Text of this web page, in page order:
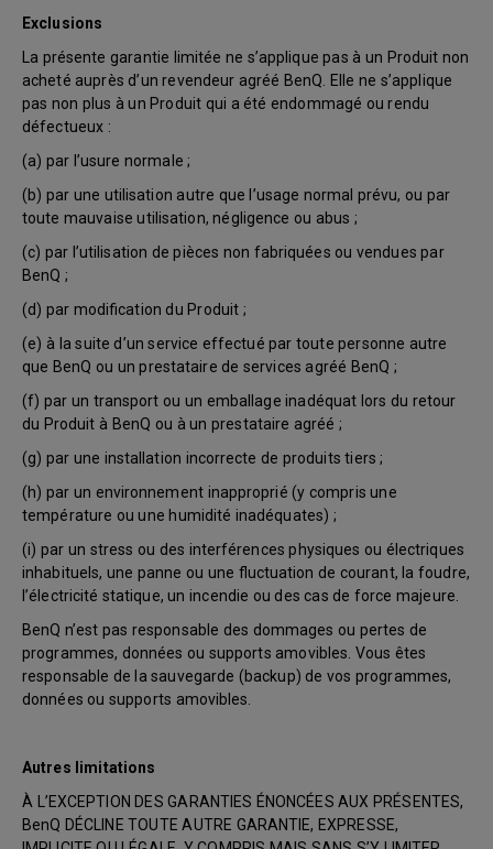
Exclusions
La présente garantie limitée ne s’applique pas à un Produit non
acheté auprès d’un revendeur agréé BenQ. Elle ne s’applique
pas non plus à un Produit qui a été endommagé ou rendu
défectueux :
(a) par l’usure normale ;
(b) par une utilisation autre que l’usage normal prévu, ou par
toute mauvaise utilisation, négligence ou abus ;
(c) par l’utilisation de pièces non fabriquées ou vendues par
BenQ ;
(d) par modification du Produit ;
(e) à la suite d’un service effectué par toute personne autre
que BenQ ou un prestataire de services agréé BenQ ;
(f) par un transport ou un emballage inadéquat lors du retour
du Produit à BenQ ou à un prestataire agréé ;
(g) par une installation incorrecte de produits tiers ;
(h) par un environnement inapproprié (y compris une
température ou une humidité inadéquates) ;
(i) par un stress ou des interférences physiques ou électriques
inhabituels, une panne ou une fluctuation de courant, la foudre,
l’électricité statique, un incendie ou des cas de force majeure.
BenQ n’est pas responsable des dommages ou pertes de
programmes, données ou supports amovibles. Vous êtes
responsable de la sauvegarde (backup) de vos programmes,
données ou supports amovibles.
Autres limitations
À L’EXCEPTION DES GARANTIES ÉNONCÉES AUX PRÉSENTES,
BenQ DÉCLINE TOUTE AUTRE GARANTIE, EXPRESSE,